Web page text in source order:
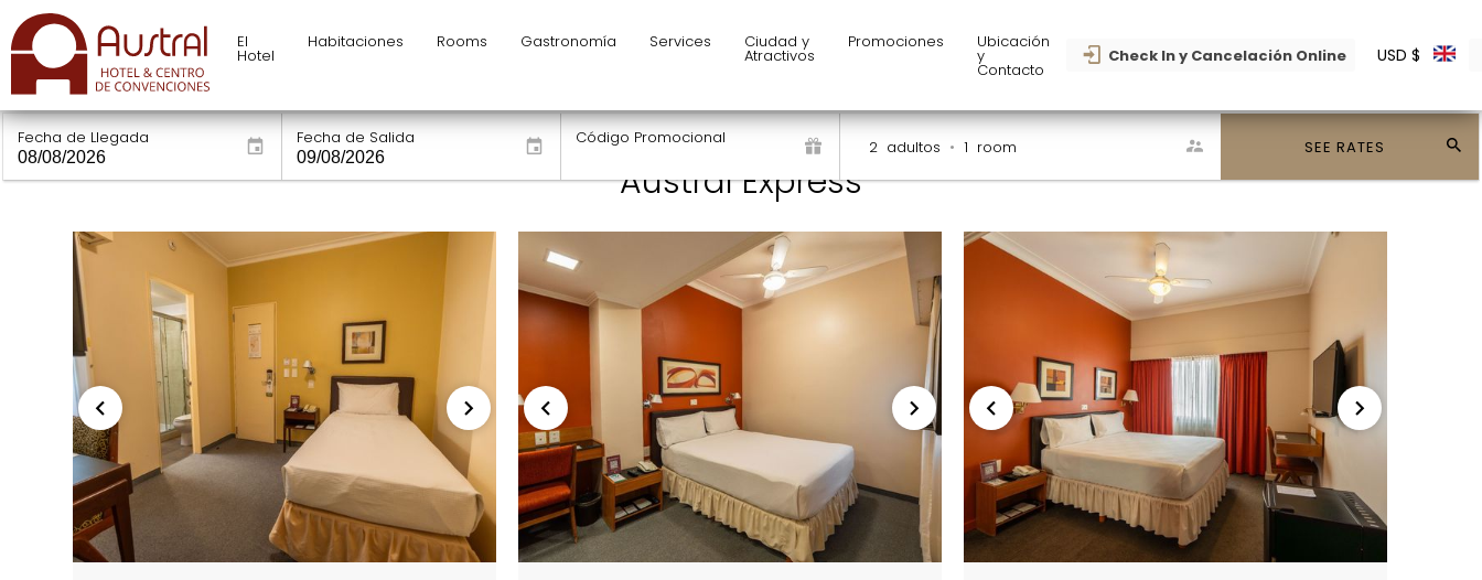
El
Hotel
Habitaciones Rooms Gastronomía Services Ciudad y
Atractivos
Promociones Ubicación
y
Contacto
Check In y Cancelación Online USD $
Fecha de Llegada Fecha de Salida Código Promocional 2 adultos • 1 room SEE RATES
Austral Express